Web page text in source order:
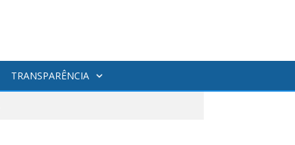
TRANSPARÊNCIA